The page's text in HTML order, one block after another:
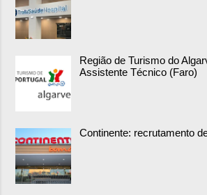
Região de Turismo do
Assistente Técnico (Faro)
Continente: recrutamento